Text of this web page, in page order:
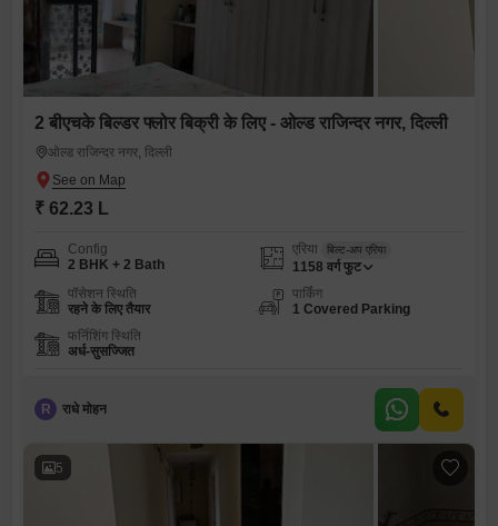
2 बीएचके बिल्डर फ्लोर बिक्री के लिए - ओल्ड राजिन्दर नगर, दिल्ली
ओल्ड राजिन्दर नगर, दिल्ली
₹ 62.23 L
Config
2 BHK + 2 Bath
एरिया बिल्ट-अप एरिया
1158 वर्ग फुट
पॉसेशन स्थिति
रहने के लिए तैयार
पार्किंग
1 Covered Parking
फर्निशिंग स्थिति
अर्ध-सुसज्जित
R राधे मोहन
5